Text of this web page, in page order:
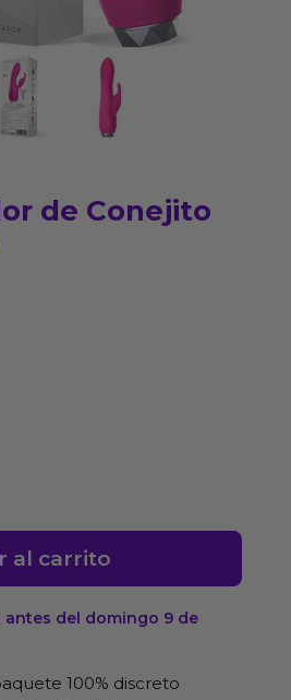
de Conejito
al carrito
antes del domingo 9 de
100% discreto